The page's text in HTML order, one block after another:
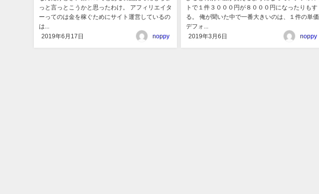
っと言っとこうかと思ったわけ。 アフィリエイタ
ーってのは金を稼ぐためにサイト運営しているの
は...
2019年6月17日
noppy
トで１件３０００円が８０００円になったりもす
る。 俺が聞いた中で一番大きいのは、１件の単価
デフォ...
2019年3月6日
noppy